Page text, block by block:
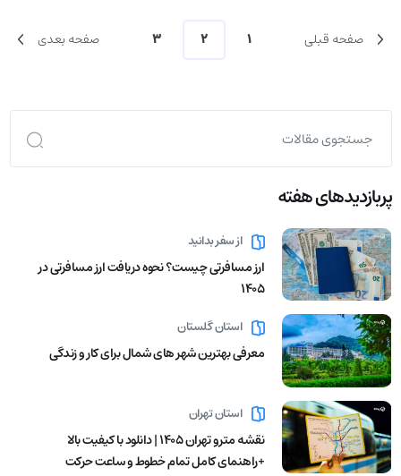
صفحه قبلی 1
2
3 صفحه بعدی
پربازدید‌های هفته
از سفر بدانید
ارز مسافرتی چیست؟ نحوه دریافت ارز مسافرتی در
1405
استان گلستان
معرفی بهترین شهر های شمال برای کار و زندگی
استان تهران
نقشه مترو تهران ۱۴۰۵ | دانلود با کیفیت بالا
+راهنمای کامل تمام خطوط و ساعت حرکت